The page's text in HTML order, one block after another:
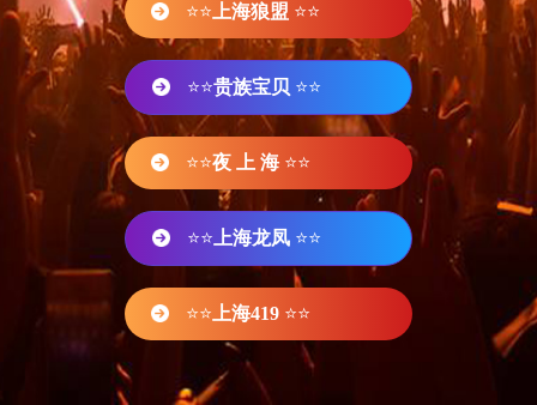
⭐⭐ 上海狼盟 ⭐⭐
⭐⭐贵族宝贝 ⭐⭐
⭐⭐夜 上 海 ⭐⭐
⭐⭐ 上海龙凤 ⭐⭐
⭐⭐ 上海419 ⭐⭐